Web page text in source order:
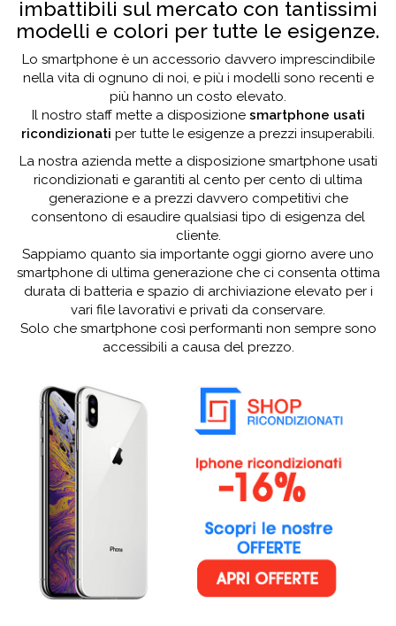
imbattibili sul mercato con tantissimi
modelli e colori per tutte le esigenze.
Lo smartphone è un accessorio davvero imprescindibile
nella vita di ognuno di noi, e più i modelli sono recenti e
più hanno un costo elevato.
Il nostro staff mette a disposizione smartphone usati
ricondizionati per tutte le esigenze a prezzi insuperabili.
La nostra azienda mette a disposizione smartphone usati
ricondizionati e garantiti al cento per cento di ultima
generazione e a prezzi davvero competitivi che
consentono di esaudire qualsiasi tipo di esigenza del
cliente.
Sappiamo quanto sia importante oggi giorno avere uno
smartphone di ultima generazione che ci consenta ottima
durata di batteria e spazio di archiviazione elevato per i
vari file lavorativi e privati da conservare.
Solo che smartphone così performanti non sempre sono
accessibili a causa del prezzo.